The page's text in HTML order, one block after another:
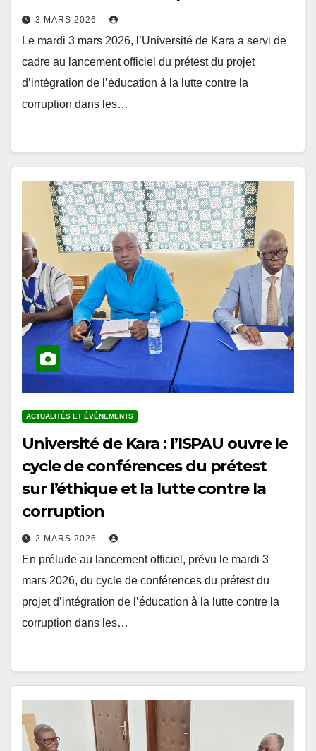
Le mardi 3 mars 2026, l’Université de Kara a servi de
cadre au lancement officiel du prétest du projet
d’intégration de l’éducation à la lutte contre la
corruption dans les…
Université de Kara : l’ISPAU ouvre le
cycle de conférences du prétest
sur l’éthique et la lutte contre la
corruption
2 MARS 2026
En prélude au lancement officiel, prévu le mardi 3
mars 2026, du cycle de conférences du prétest du
projet d’intégration de l’éducation à la lutte contre la
corruption dans les…